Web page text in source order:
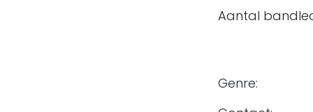
Aantal
songs,
een
Genre: